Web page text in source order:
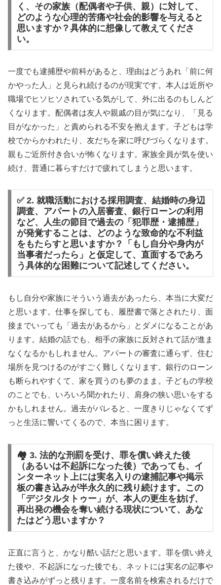
く、その家族（配偶者や子供、親）に対して、
どのような心理的苦痛や社会的影響を与えると
思いますか？具体的に想像して教えてくださ
い。
一度でも逮捕歴や前科があると、理由はどうあれ「前に何
かやった人」と見られ続けるのが現実です。本人は近所や
職場でヒソヒソされている気がして、外に出るのもしんど
くなります。配偶者は友人や親戚の目が気になり、「見る
目がなかった」と責められる不安を抱えます。子どもは学
校でからかわれたり、友だちを家に呼びづらくなります。
親もご近所付き合いが怖くなります。家族全員が気を使い
続け、普通に暮らすだけで疲れてしまうと思います。
✅ 2. 就職活動における採用調査、結婚時の身辺
調査、アパートの入居審査、銀行ローンの利用
など、人生の節目で過去の「犯罪歴・逮捕歴」
が発覚することは、どのような致命的な不利益
をもたらすと思いますか？「もし自分や身内が
当事者だったら」と仮定して、直面するであろ
う具体的な困難について記述してください。
もし自分や家族にそういう過去があったら、本当に大変だ
と思います。仕事を探しても、履歴書で落とされたり、面
接までいっても「過去があるから」とダメになることがあ
ります。結婚の話でも、相手の家族に反対されて話が進ま
なくなるかもしれません。アパートの審査に通らず、住む
場所を見つけるのがすごく難しくなります。銀行のローン
も断られやすくて、家を買うのも夢のまま。子どもの学校
のことでも、いろいろ聞かれたり、肩身の狭い思いをする
かもしれません。過去がバレると、一度きりじゃなくてず
っと生活に響いてくるので、本当に困ります。
🏘️ 3. 法的な刑罰を受け、罪を償い終えた後
（あるいは不起訴になった後）であっても、イ
ンターネット上には実名入りの逮捕記事や掲示
板の書き込みが半永久的に残り続けます。この
「デジタルタトゥー」が、本人の更生を妨げ、
再出発の機会を奪い続ける現状について、あな
たはどう思いますか？
正直に言うと、かなり酷い話だと思います。罪を償い終え
た後や、不起訴になった後でも、ネットには実名の記事や
書き込みがずっと残ります。一度名前を検索されるだけで